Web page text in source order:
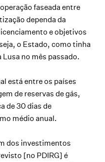
faseada entre
dependa da
e objetivos
o Estado, como tinha
Lusa no mês passado.
está entre os países
de reservas de gás,
de 30 dias de
médio anual.
dos investimentos
[no PDIRG] é